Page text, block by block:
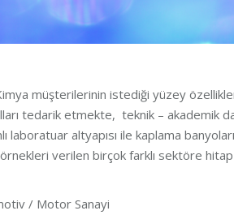
müşterilerinin istediği yüzey
tedarik etmekte, teknik – akademik
laboratuar altyapısı ile kaplama
örnekleri verilen birçok farklı sektöre
/ Motor Sanayi